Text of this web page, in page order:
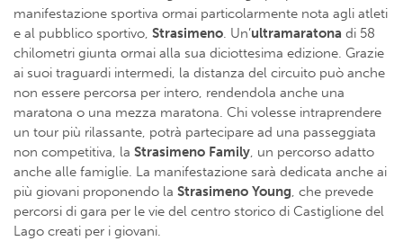
manifestazione sportiva ormai particolarmente nota agli atleti
e al pubblico sportivo, Strasimeno. Un’ultramaratona di 58
chilometri giunta ormai alla sua diciottesima edizione. Grazie
ai suoi traguardi intermedi, la distanza del circuito può anche
non essere percorsa per intero, rendendola anche una
maratona o una mezza maratona. Chi volesse intraprendere
un tour più rilassante, potrà partecipare ad una passeggiata
non competitiva, la Strasimeno Family, un percorso adatto
anche alle famiglie. La manifestazione sarà dedicata anche ai
più giovani proponendo la Strasimeno Young, che prevede
percorsi di gara per le vie del centro storico di Castiglione del
Lago creati per i giovani.